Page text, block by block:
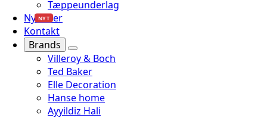
Tæppeunderlag
Nyheder
NYT
Kontakt
Brands
Villeroy & Boch
Ted Baker
Elle Decoration
Hanse home
Ayyildiz Hali